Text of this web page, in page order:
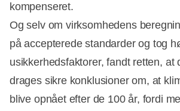
kompenseret.
Og selv om virksomhedens
på accepterede standarder og tog
usikkerhedsfaktorer, fandt retten, at
drages sikre konklusioner om, at
blive opnået efter de 100 år, fordi